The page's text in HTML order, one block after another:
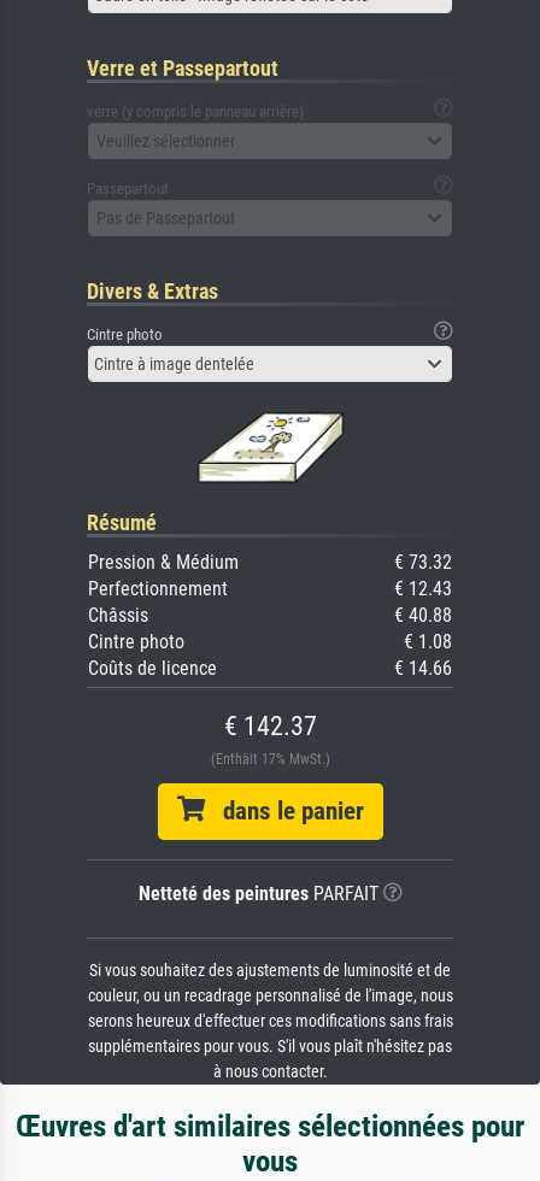
Verre et Passepartout
verre (y compris le panneau arrière)
Veuillez sélectionner
Passepartout
Pas de Passepartout
Divers & Extras
Cintre photo
Cintre à image dentelée
Résumé
Pression & Médium
€ 73.32
Perfectionnement
€ 12.43
Châssis
€ 40.88
Cintre photo
€ 1.08
Coûts de licence
€ 14.66
€ 142.37
(Enthält 17% MwSt.)
dans le panier
Netteté des peinturesPARFAIT
Si vous souhaitez des ajustements de luminosité et de
couleur, ou un recadrage personnalisé de l'image, nous
serons heureux d'effectuer ces modifications sans frais
supplémentaires pour vous. S'il vous plaît n'hésitez pas
à nous contacter.
Œuvres d'art similaires sélectionnées pour
vous